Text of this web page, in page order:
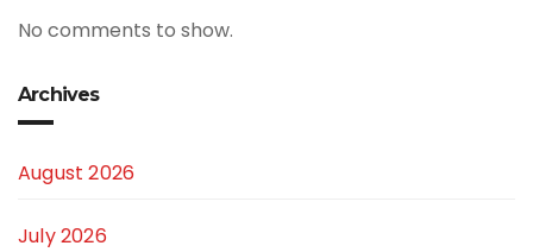
No comments to show.
Archives
August 2026
July 2026